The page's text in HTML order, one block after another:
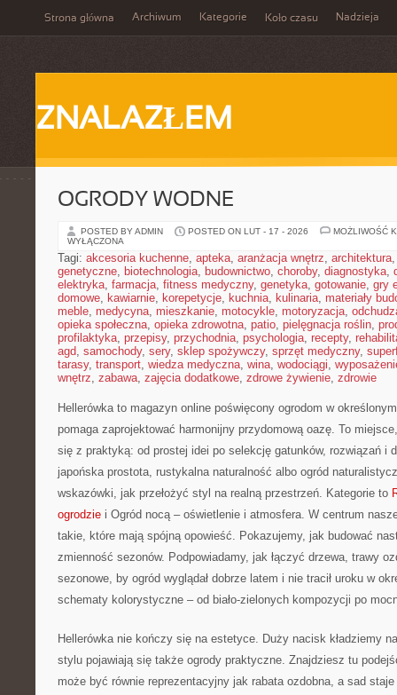
Strona główna Archiwum Kategorie Koło czasu Nadzieja
ZNALAZŁEM
OGRODY WODNE
POSTED BY ADMIN POSTED ON LUT - 17 - 2026
MOŻLIWOŚĆ
WYŁĄCZONA
Tagi: akcesoria kuchenne, apteka, aranżacja wnętrz, architektura
genetyczne, biotechnologia, budownictwo, choroby, diagnostyka,
elektryka, farmacja, fitness medyczny, genetyka, gotowanie, gry
domowe, kawiarnie, korepetycje, kuchnia, kulinaria, materiały
meble, medycyna, mieszkanie, motocykle, motoryzacja,
opieka społeczna, opieka zdrowotna, patio, pielęgnacja roślin,
profilaktyka, przepisy, przychodnia, psychologia, recepty,
agd, samochody, sery, sklep spożywczy, sprzęt medyczny,
tarasy, transport, wiedza medyczna, wina, wodociągi,
wnętrz, zabawa, zajęcia dodatkowe, zdrowe żywienie, zdrowie
Hellerówka to magazyn online poświęcony ogrodom w
pomaga zaprojektować harmonijny przydomową oazę. To
się z praktyką: od prostej idei po selekcję gatunków, rozwiązań i
japońska prostota, rustykalna naturalność albo ogród
wskazówki, jak przełożyć styl na realną przestrzeń. Kategorie to
ogrodzie i Ogród nocą – oświetlenie i atmosfera. W centrum
takie, które mają spójną opowieść. Pokazujemy, jak budować
zmienność sezonów. Podpowiadamy, jak łączyć drzewa, trawy
sezonowe, by ogród wyglądał dobrze latem i nie tracił uroku w
schematy kolorystyczne – od biało-zielonych kompozycji po
Hellerówka nie kończy się na estetyce. Duży nacisk kładziemy
stylu pojawiają się także ogrody praktyczne. Znajdziesz tu
może być równie reprezentacyjny jak rabata ozdobna, a sad